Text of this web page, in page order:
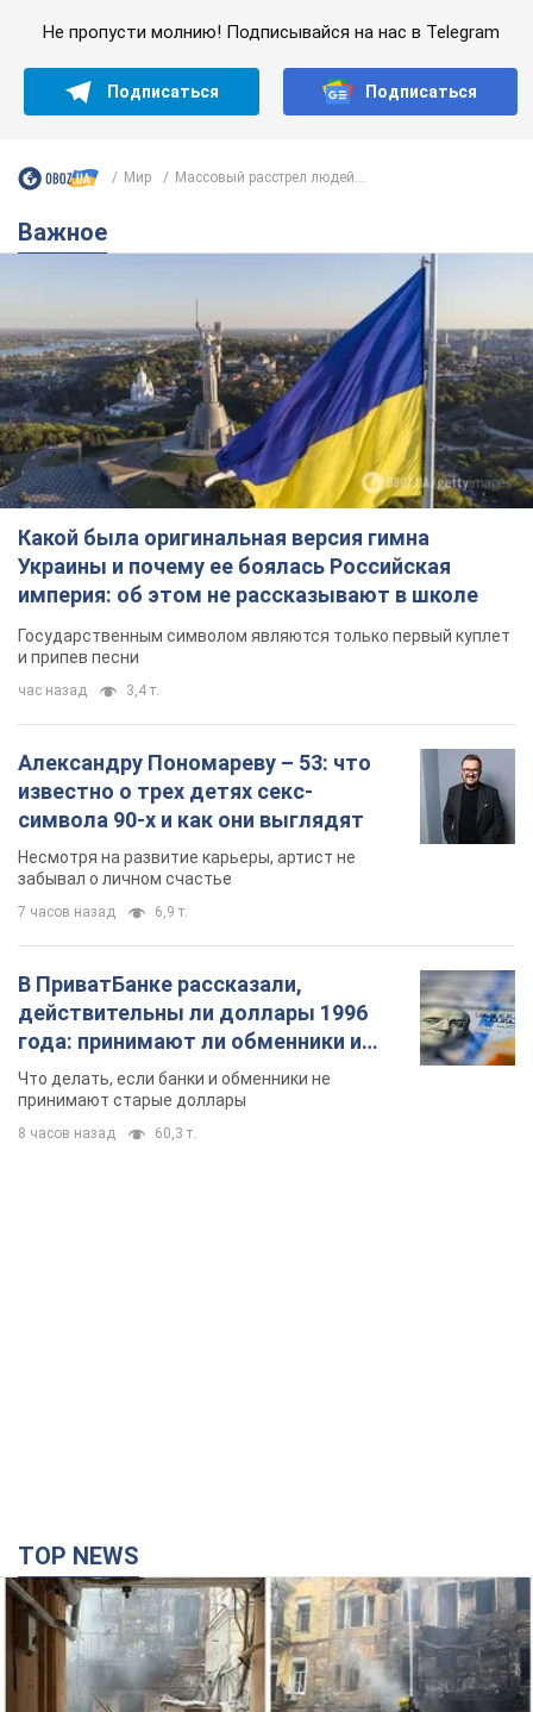
Не пропусти молнию! Подписывайся на нас в Telegram
Подписаться Подписаться
Мир Массовый расстрел людей...
Важное
Какой была оригинальная версия гимна
Украины и почему ее боялась Российская
империя: об этом не рассказывают в школе
Государственным символом являются только первый куплет
и припев песни
час назад 3,4 т.
Александру Пономареву – 53: что
известно о трех детях секс-
символа 90-х и как они выглядят
Несмотря на развитие карьеры, артист не
забывал о личном счастье
7 часов назад 6,9 т.
В ПриватБанке рассказали,
действительны ли доллары 1996
года: принимают ли обменники и
банки такие купюры
Что делать, если банки и обменники не
принимают старые доллары
8 часов назад 60,3 т.
TOP NEWS